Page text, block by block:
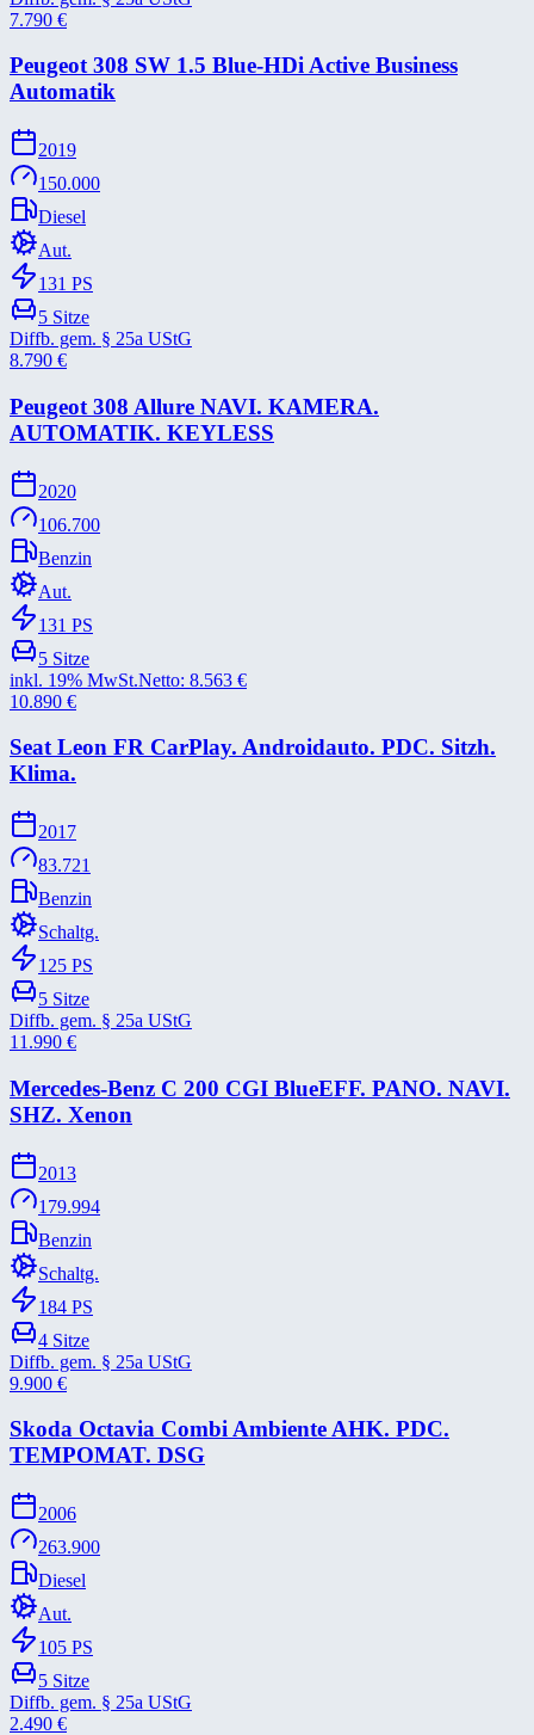
7.790 €
Peugeot 308 SW 1.5 Blue-​HDi Active Business
Automatik
2019
150.000
Diesel
Aut.
131 PS
5 Sitze
Diffb. gem. § 25a UStG
8.790 €
Peugeot 308 Allure NAVI. KAMERA.
AUTOMATIK. KEYLESS
2020
106.700
Benzin
Aut.
131 PS
5 Sitze
inkl. 19% MwSt.Netto: 8.563 €
10.890 €
Seat Leon FR CarPlay. Androidauto. PDC. Sitzh.
Klima.
2017
83.721
Benzin
Schaltg.
125 PS
5 Sitze
Diffb. gem. § 25a UStG
11.990 €
Mercedes-​Benz C 200 CGI BlueEFF. PANO. NAVI.
SHZ. Xenon
2013
179.994
Benzin
Schaltg.
184 PS
4 Sitze
Diffb. gem. § 25a UStG
9.900 €
Skoda Octavia Combi Ambiente AHK. PDC.
TEMPOMAT. DSG
2006
263.900
Diesel
Aut.
105 PS
5 Sitze
Diffb. gem. § 25a UStG
2.490 €